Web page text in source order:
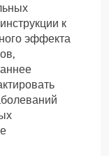
к
эффекта